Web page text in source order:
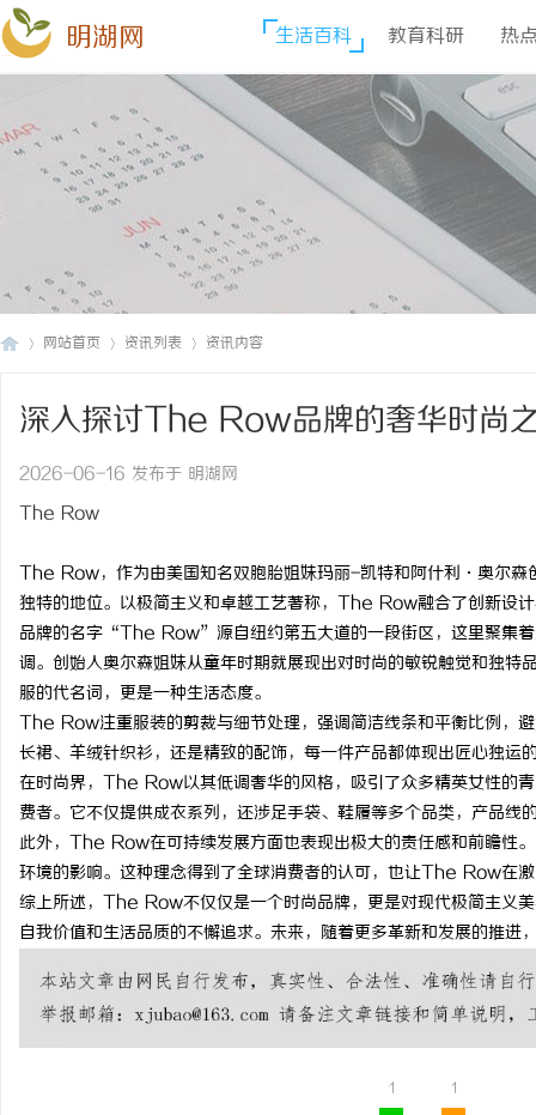
明湖网 生活百科 教育科研 热
网站首页 资讯列表 资讯内容
深入探讨The Row品牌的奢华时尚
2026-06-16 发布于 明湖网
The Row
The Row，作为由美国知名双胞胎姐妹玛丽-凯特和阿什利·奥尔
独特的地位。以极简主义和卓越工艺著称，The Row融合了创新设
品牌的名字“The Row”源自纽约第五大道的一段街区，这里聚集
调。创始人奥尔森姐妹从童年时期就展现出对时尚的敏锐触觉和独
服的代名词，更是一种生活态度。
The Row注重服装的剪裁与细节处理，强调简洁线条和平衡比例，
长裙、羊绒针织衫，还是精致的配饰，每一件产品都体现出匠心独运
在时尚界，The Row以其低调奢华的风格，吸引了众多精英女性的
费者。它不仅提供成衣系列，还涉足手袋、鞋履等多个品类，产品线
此外，The Row在可持续发展方面也表现出极大的责任感和前瞻性
环境的影响。这种理念得到了全球消费者的认可，也让The Row在
综上所述，The Row不仅仅是一个时尚品牌，更是对现代极简主义
自我价值和生活品质的不懈追求。未来，随着更多革新和发展的推
1 1
武汉配眼镜 上海配眼镜